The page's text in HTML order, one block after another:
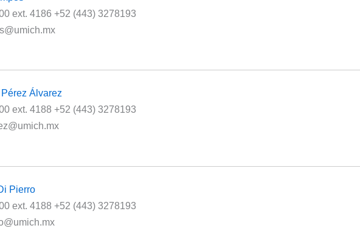
ext. 4186 +52 (443) 3278193
Álvarez
ext. 4188 +52 (443) 3278193
Pierro
ext. 4188 +52 (443) 3278193